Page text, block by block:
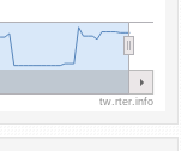
tw.rter.info